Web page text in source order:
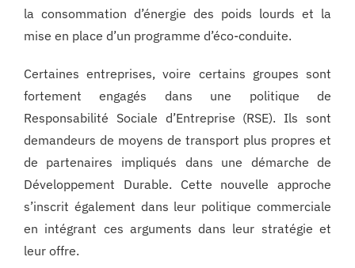
la consommation d’énergie des poids lourds et la
mise en place d’un programme d’éco-conduite.
Certaines entreprises, voire certains groupes sont
fortement engagés dans une politique de
Responsabilité Sociale d’Entreprise (RSE). Ils sont
demandeurs de moyens de transport plus propres et
de partenaires impliqués dans une démarche de
Développement Durable. Cette nouvelle approche
s’inscrit également dans leur politique commerciale
en intégrant ces arguments dans leur stratégie et
leur offre.